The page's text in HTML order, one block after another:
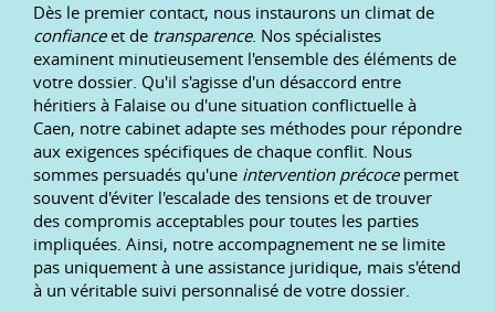
Dès le premier contact, nous instaurons un climat de
confianceet de transparence. Nos spécialistes
examinent minutieusement l'ensemble des éléments de
votre dossier. Qu'il s'agisse d'un désaccord entre
héritiers à Falaise ou d'une situation conflictuelle à
Caen, notre cabinet adapte ses méthodes pour répondre
aux exigences spécifiques de chaque conflit. Nous
sommes persuadés qu'une intervention précocepermet
souvent d'éviter l'escalade des tensions et de trouver
des compromis acceptables pour toutes les parties
impliquées. Ainsi, notre accompagnement ne se limite
pas uniquement à une assistance juridique, mais s'étend
à un véritable suivi personnalisé de votre dossier.